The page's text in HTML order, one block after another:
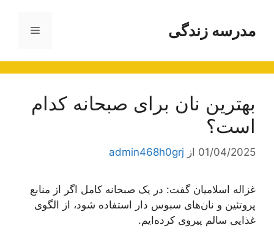
محتوامدرسه زندگی فهرست
بهترین نان برای صبحانه کدام
است؟
01/04/2025 از admin468h0grj
غزاله اسلامیان گفت: در یک صبحانه کامل اگر از منابع
پروتئین و نان‌های سبوس دار استفاده شود، از الگوی
غذایی سالم پیروی کرده‌ایم.